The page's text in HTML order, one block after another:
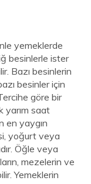
yemeklerde
besinlerle ister
Bazı besinlerin
besinler için
göre bir
yarım saat
en yaygın
yoğurt veya
Öğle veya
mezelerin ve
Yemeklerin